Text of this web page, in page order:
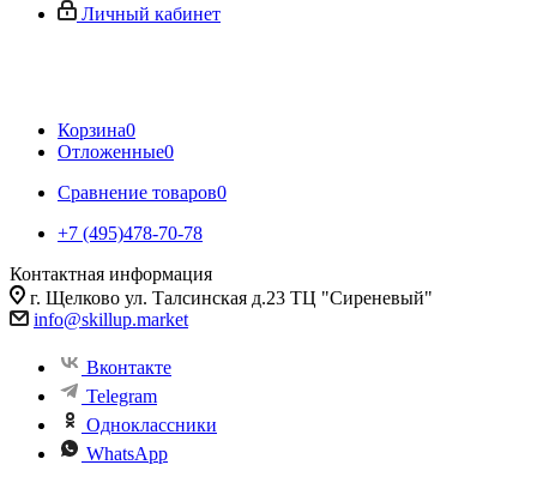
Личный кабинет
Корзина0
Отложенные0
Сравнение товаров0
+7 (495)478-70-78
Контактная информация
г. Щелково ул. Талсинская д.23 ТЦ "Сиреневый"
info@skillup.market
Вконтакте
Telegram
Одноклассники
WhatsApp